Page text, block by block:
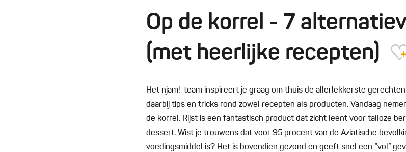
Op de korrel - 7
(met heerlijke recepten)
Het njam!-team inspireert je graag om thuis de allerlekkerste
daarbij tips en tricks rond zowel recepten als producten. Vandaag
de korrel. Rijst is een fantastisch product dat zicht leent voor talloze
dessert. Wist je trouwens dat voor 95 procent van de Aziatische
voedingsmiddel is? Het is bovendien gezond en geeft snel een “vol”